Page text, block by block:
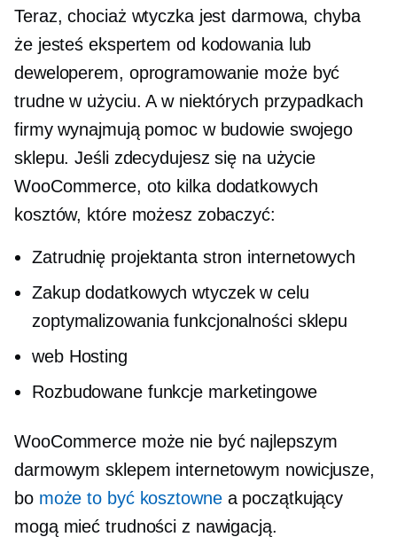
Teraz, chociaż wtyczka jest darmowa, chyba
że jesteś ekspertem od kodowania lub
deweloperem, oprogramowanie może być
trudne w użyciu. A w niektórych przypadkach
firmy wynajmują pomoc w budowie swojego
sklepu. Jeśli zdecydujesz się na użycie
WooCommerce, oto kilka dodatkowych
kosztów, które możesz zobaczyć:
Zatrudnię projektanta stron internetowych
Zakup dodatkowych wtyczek w celu
zoptymalizowania funkcjonalności sklepu
web Hosting
Rozbudowane funkcje marketingowe
WooCommerce może nie być najlepszym
darmowym sklepem internetowym nowicjusze,
bo może to być kosztownea początkujący
mogą mieć trudności z nawigacją.